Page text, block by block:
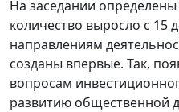
На заседании
количество выросло с 15
направлениям
созданы впервые. Так,
вопросам
развитию общественной